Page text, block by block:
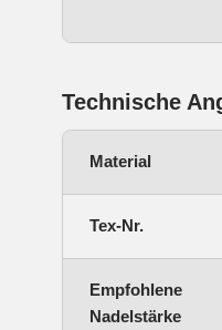
Technische
Material
Tex-Nr.
Empfohlene
Nadelstärke